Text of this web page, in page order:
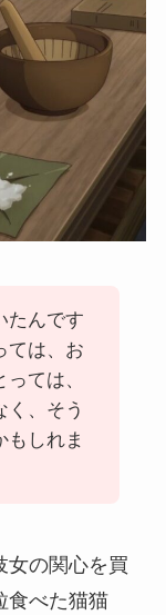
たんです
ては、お
ては、
く、そう
もしれま
女の関心を買
食べた猫猫